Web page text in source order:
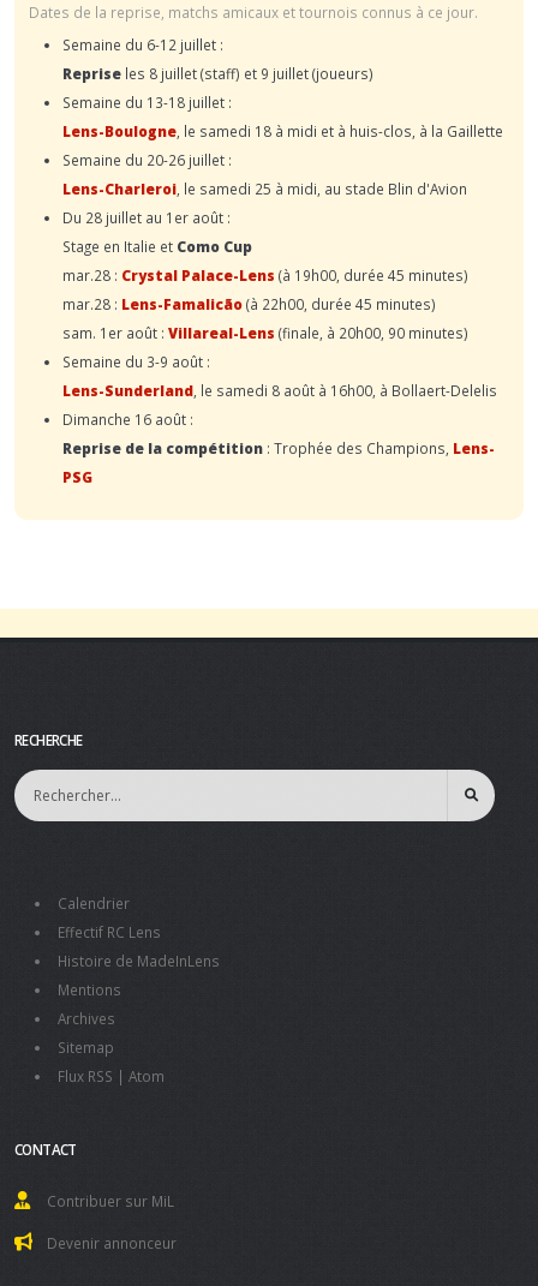
Dates de la reprise, matchs amicaux et tournois connus à ce jour.
Semaine du 6-12 juillet :
Reprise les 8 juillet (staff) et 9 juillet (joueurs)
Semaine du 13-18 juillet :
Lens-Boulogne , le samedi 18 à midi et à huis-clos, à la Gaillette
Semaine du 20-26 juillet :
Lens-Charleroi , le samedi 25 à midi, au stade Blin d'Avion
Du 28 juillet au 1er août :
Stage en Italie et Como Cup
mar.28 : Crystal Palace-Lens (à 19h00, durée 45 minutes)
mar.28 : Lens-Famalicão(à 22h00, durée 45 minutes)
sam. 1er août : Villareal-Lens (finale, à 20h00, 90 minutes)
Semaine du 3-9 août :
Lens-Sunderland , le samedi 8 août à 16h00, à Bollaert-Delelis
Dimanche 16 août :
Reprise de la compétition : Trophée des Champions, Lens-
PSG
RECHERCHE
Calendrier
Effectif RC Lens
Histoire de MadeInLens
Mentions
Archives
Sitemap
Flux RSS | Atom
CONTACT
Contribuer sur MiL
Devenir annonceur